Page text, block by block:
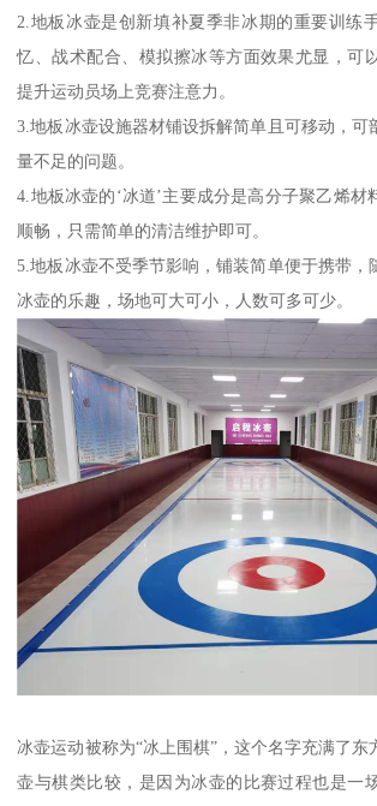
2.地板冰壶是创新填补夏季非冰期的重要训练
忆、战术配合、模拟擦冰等方面效果尤显，可
提升运动员场上竞赛注意力。
3.地板冰壶设施器材铺设拆解简单且可移动，可
量不足的问题。
4.地板冰壶的‘冰道’主要成分是高分子聚乙烯材
顺畅，只需简单的清洁维护即可。
5.地板冰壶不受季节影响，铺装简单便于携带，
冰壶的乐趣，场地可大可小，人数可多可少。
冰壶运动被称为“冰上围棋”，这个名字充满了东
壶与棋类比较，是因为冰壶的比赛过程也是一